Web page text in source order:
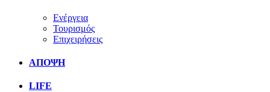
Ενέργεια
Τουρισμός
Επιχειρήσεις
ΑΠΟΨΗ
LIFE